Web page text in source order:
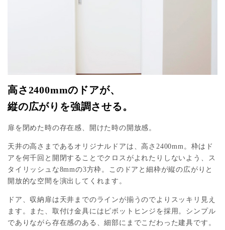
高さ2400mmのドアが、
縦の広がりを強調させる。
扉を閉めた時の存在感、開けた時の開放感。
天井の高さまであるオリジナルドアは、高さ2400mm。枠はド
アを何千回と開閉することでクロスがよれたりしないよう、ス
タイリッシュな8mmの3方枠。このドアと細枠が縦の広がりと
開放的な空間を演出してくれます。
ドア、収納扉は天井までのラインが揃うのでよりスッキリ見え
ます。また、取付け金具にはピボットヒンジを採用。シンプル
でありながら存在感のある、細部にまでこだわった建具です。